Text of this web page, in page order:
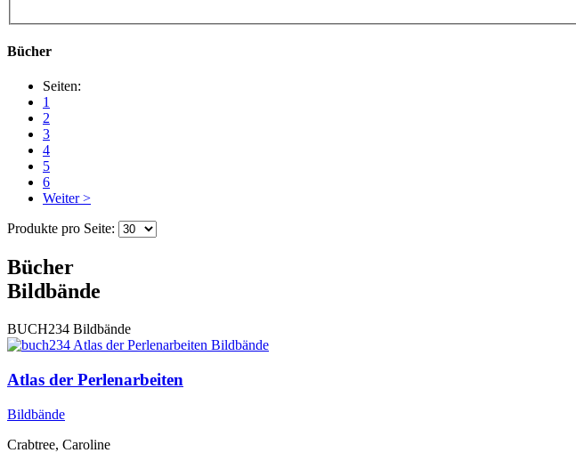
Bücher
Seiten:
1
2
3
4
5
6
Weiter >
Produkte pro Seite:
Bücher
Bildbände
BUCH234 Bildbände
Atlas der Perlenarbeiten
Bildbände
Crabtree, Caroline